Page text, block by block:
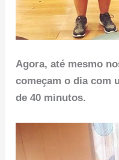
Agora, até mesmo
começam o dia com
de 40 minutos.